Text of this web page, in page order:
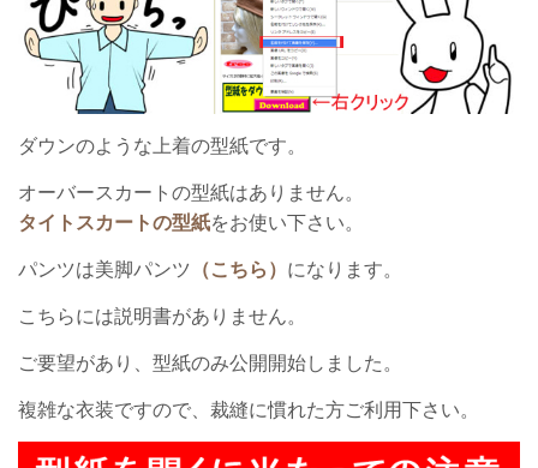
ダウンのような上着の型紙です。
オーバースカートの型紙はありません。
タイトスカートの型紙をお使い下さい。
パンツは美脚パンツ （こちら） になります。
こちらには説明書がありません。
ご要望があり、型紙のみ公開開始しました。
複雑な衣装ですので、裁縫に慣れた方ご利用下さい。